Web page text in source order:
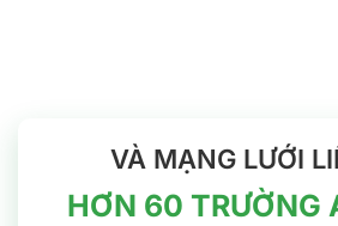
VÀ MẠNG LƯỚI
HƠN 60 TRƯỜNG